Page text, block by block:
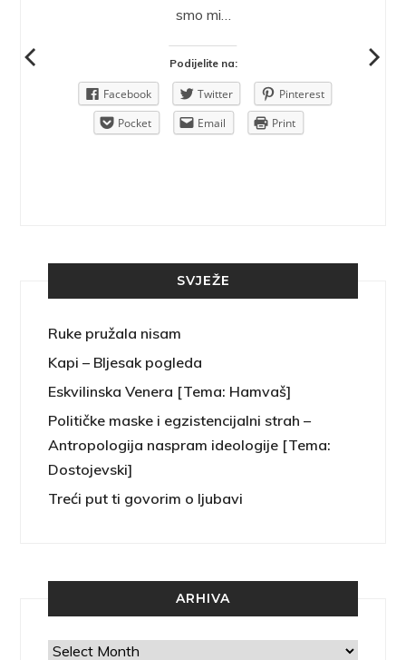
smo mi…
Podijelite na:
Facebook Twitter
Pinterest
Pocket
Email Print
SVJEŽE
Ruke pružala nisam
Kapi – Bljesak pogleda
Eskvilinska Venera [Tema: Hamvaš]
Političke maske i egzistencijalni strah –
Antropologija naspram ideologije [Tema:
Dostojevski]
Treći put ti govorim o ljubavi
ARHIVA
Arhiva